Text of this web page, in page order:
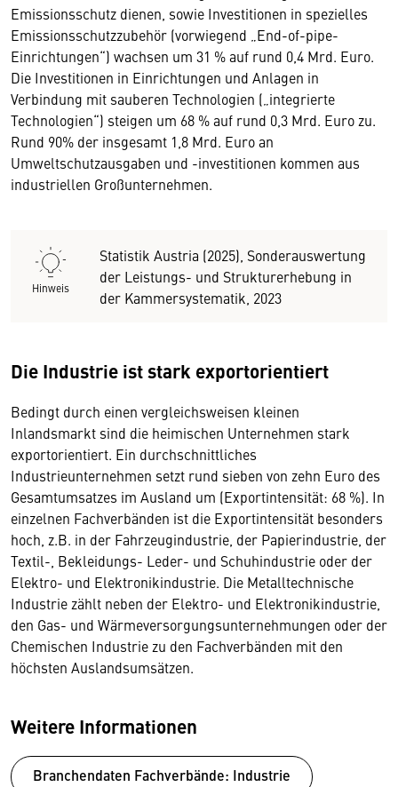
Emissionsschutz dienen, sowie Investitionen in spezielles
Emissionsschutzzubehör (vorwiegend „End-of-pipe-
Einrichtungen“) wachsen um 31 % auf rund 0,4 Mrd. Euro.
Die Investitionen in Einrichtungen und Anlagen in
Verbindung mit sauberen Technologien („integrierte
Technologien“) steigen um 68 % auf rund 0,3 Mrd. Euro zu.
Rund 90% der insgesamt 1,8 Mrd. Euro an
Umweltschutzausgaben und -investitionen kommen aus
industriellen Großunternehmen.
Hinweis
Statistik Austria (2025), Sonderauswertung
der Leistungs- und Strukturerhebung in
der Kammersystematik, 2023
Die Industrie ist stark exportorientiert
Bedingt durch einen vergleichsweisen kleinen
Inlandsmarkt sind die heimischen Unternehmen stark
exportorientiert. Ein durchschnittliches
Industrieunternehmen setzt rund sieben von zehn Euro des
Gesamtumsatzes im Ausland um (Exportintensität: 68 %). In
einzelnen Fachverbänden ist die Exportintensität besonders
hoch, z.B. in der Fahrzeugindustrie, der Papierindustrie, der
Textil-, Bekleidungs- Leder- und Schuhindustrie oder der
Elektro- und Elektronikindustrie. Die Metalltechnische
Industrie zählt neben der Elektro- und Elektronikindustrie,
den Gas- und Wärmeversorgungsunternehmungen oder der
Chemischen Industrie zu den Fachverbänden mit den
höchsten Auslandsumsätzen.
Weitere Informationen
Branchendaten Fachverbände: Industrie